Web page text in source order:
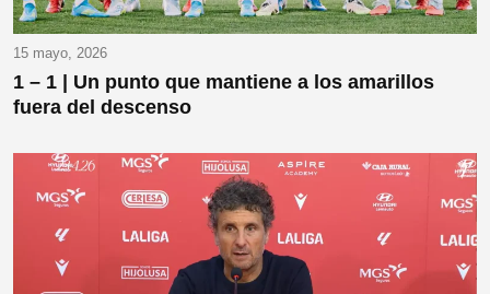
15 mayo, 2026
1 – 1 | Un punto que mantiene a los amarillos
fuera del descenso